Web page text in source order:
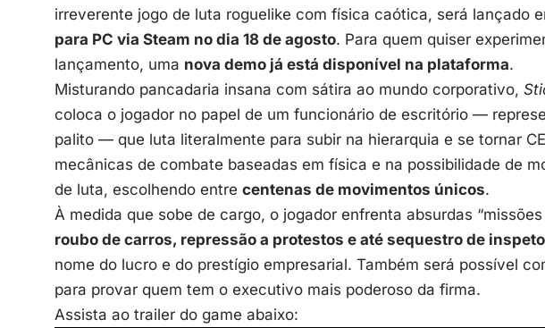
irreverente jogo de luta roguelike com física caótica, será lançado
para PC via Steam no dia 18 de agosto. Para quem quiser
lançamento, uma nova demo já está disponível na plataforma.
Misturando pancadaria insana com sátira ao mundo corporativo,
coloca o jogador no papel de um funcionário de escritório —
palito — que luta literalmente para subir na hierarquia e se tornar
mecânicas de combate baseadas em física e na possibilidade de
de luta, escolhendo entre centenas de movimentos únicos.
À medida que sobe de cargo, o jogador enfrenta absurdas
roubo de carros, repressão a protestos e até sequestro de
nome do lucro e do prestígio empresarial. Também será possível
para provar quem tem o executivo mais poderoso da firma.
Assista ao trailer do game abaixo: